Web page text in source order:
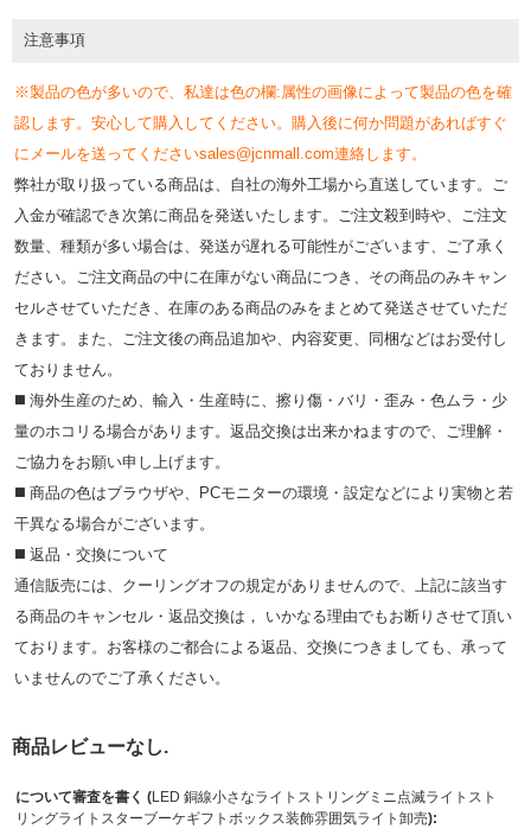
注意事項
※製品の色が多いので、私達は色の欄:属性の画像によって製品の色を確
認します。安心して購入してください。購入後に何か問題があればすぐ
にメールを送ってくださいsales@jcnmall.com連絡します。
弊社が取り扱っている商品は、自社の海外工場から直送しています。ご
入金が確認でき次第に商品を発送いたします。ご注文殺到時や、ご注文
数量、種類が多い場合は、発送が遅れる可能性がございます、ご了承く
ださい。ご注文商品の中に在庫がない商品につき、その商品のみキャン
セルさせていただき、在庫のある商品のみをまとめて発送させていただ
きます。また、ご注文後の商品追加や、内容変更、同梱などはお受付し
ておりません。
◼️ 海外⽣産のため、輸⼊・⽣産時に、擦り傷・バリ・歪み・色ムラ・少
量のホコリる場合があります。返品交換は出来かねますので、ご理解・
ご協⼒をお願い申し上げます。
◼️ 商品の⾊はブラウザや、PCモニターの環境・設定などにより実物と若
⼲異なる場合がございます。
◼️ 返品・交換について
通信販売には、クーリングオフの規定がありませんので、上記に該当す
る商品のキャンセル・返品交換は， いかなる理由でもお断りさせて頂い
ております。お客様のご都合による返品、交換につきましても、承って
いませんのでご了承ください。
商品レビューなし.
について審査を書く (LED 銅線小さなライトストリングミニ点滅ライトスト
リングライトスターブーケギフトボックス装飾雰囲気ライト卸売):